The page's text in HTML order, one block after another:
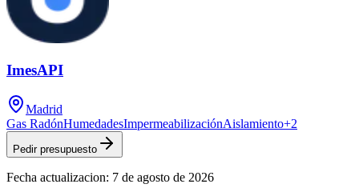
ImesAPI
Madrid
Gas RadónHumedadesImpermeabilizaciónAislamiento+2
Pedir presupuesto
Fecha actualizacion: 7 de agosto de 2026